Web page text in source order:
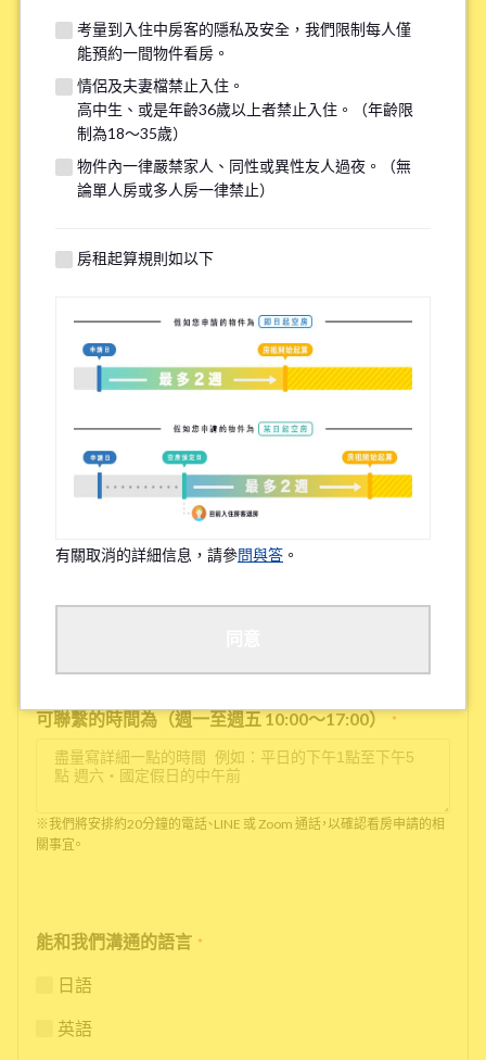
我們的系統目前無法接收來自Hotmail、Live Mailc和Outlook 的信件。請提
供其他信箱（如 Gmail、Yahoo等），或點擊
若您在 2-3 天內未收到回覆，請透過 LINE 或電話聯繫我們。謝謝！
電子信箱(確認) *
LINE
※如果沒有的話請填寫N/A
電話號碼 *
可聯繫的時間為（週一至週五 10:00～17:00） *
※我們將安排約20分鐘的電話、LINE 或 Zoom 通話，以確認看房申請的相
關事宜。
能和我們溝通的語言 *
日語
英語
考量到入住中房客的隱私及安全，我們限制每人僅
能預約一間物件看房。
情侶及夫妻檔禁止入住。
高中生、或是年齡36歲以上者禁止入住。（年齡限
制為18～35歲）
物件內一律嚴禁家人、同性或異性友人過夜。（無
論單人房或多人房一律禁止）
房租起算規則如以下
有關取消的詳細信息，請參問與答 。